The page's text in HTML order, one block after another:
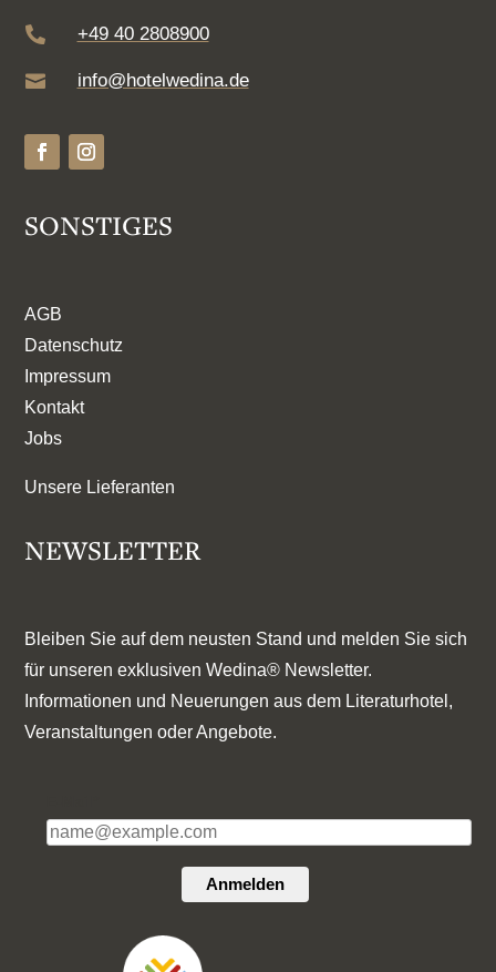
 +49 40 2808900
 info@hotelwedina.de
SONSTIGES
AGB
Datenschutz
Impressum
Kontakt
Jobs
Unsere Lieferanten
NEWSLETTER
Bleiben Sie auf dem neusten Stand und melden Sie sich
für unseren exklusiven Wedina® Newsletter.
Informationen und Neuerungen aus dem Literaturhotel,
Veranstaltungen oder Angebote.
Anmelden